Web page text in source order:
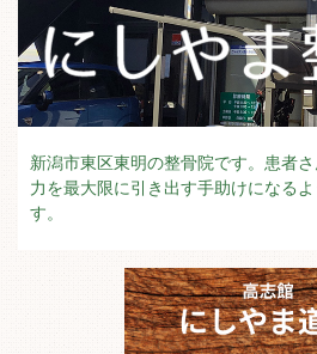
新潟市東区東明の整骨院です。患者
力を最大限に引き出す手助けになる
す。